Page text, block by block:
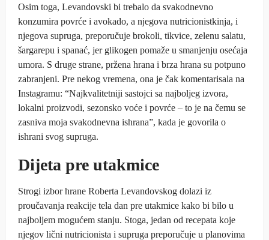
Osim toga, Levandovski bi trebalo da svakodnevno
konzumira povrće i avokado, a njegova nutricionistkinja, i
njegova supruga, preporučuje brokoli, tikvice, zelenu salatu,
šargarepu i spanać, jer glikogen pomaže u smanjenju osećaja
umora. S druge strane, pržena hrana i brza hrana su potpuno
zabranjeni. Pre nekog vremena, ona je čak komentarisala na
Instagramu: “Najkvalitetniji sastojci sa najboljeg izvora,
lokalni proizvodi, sezonsko voće i povrće – to je na čemu se
zasniva moja svakodnevna ishrana”, kada je govorila o
ishrani svog supruga.
Dijeta pre utakmice
Strogi izbor hrane Roberta Levandovskog dolazi iz
proučavanja reakcije tela dan pre utakmice kako bi bilo u
najboljem mogućem stanju. Stoga, jedan od recepata koje
njegov lični nutricionista i supruga preporučuje u planovima